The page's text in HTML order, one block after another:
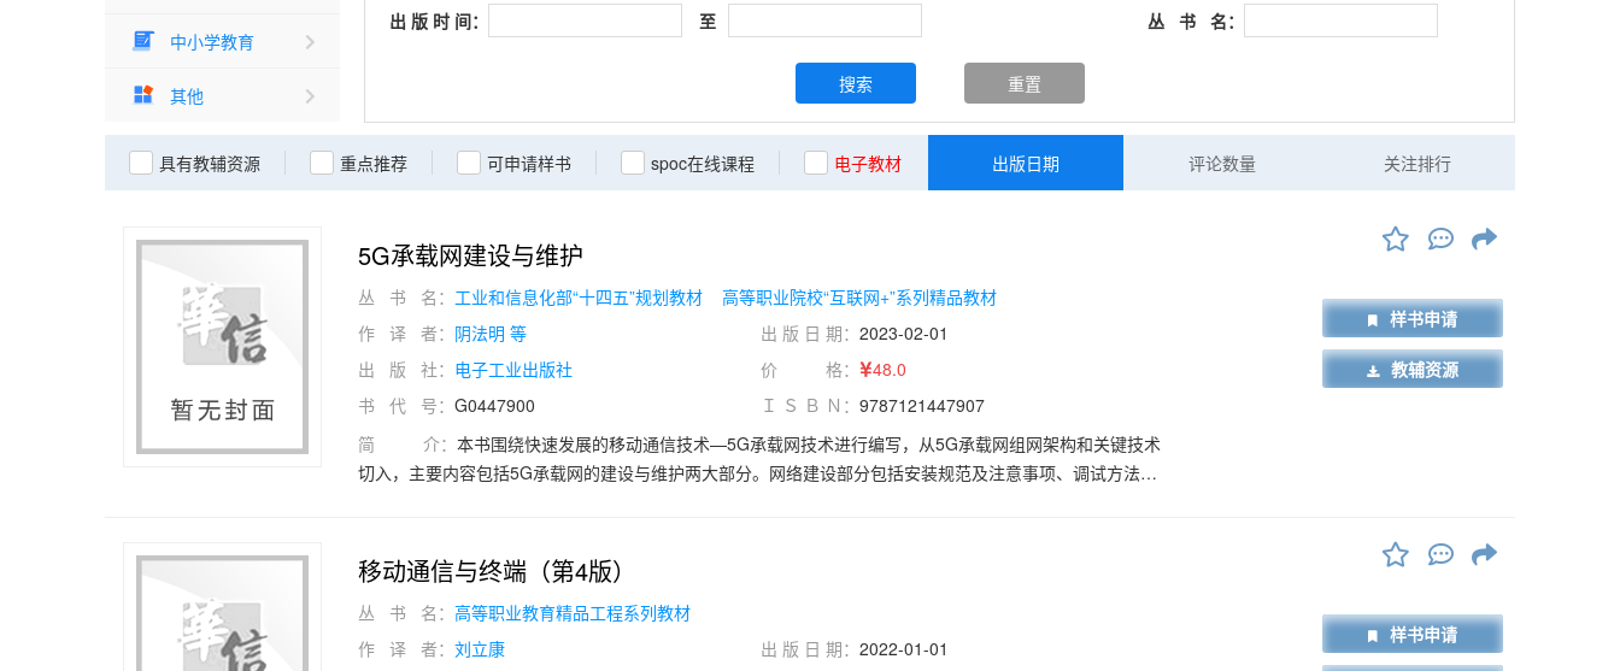
中小学教育
其他
出 版 时 间： 至 丛 书 名：
搜索 重置
具有教辅资源 重点推荐 可申请样书 spoc在线课程 电子教材 关注排行
评论数量
出版日期
5G承载网建设与维护
丛 书 名： 工业和信息化部“十四五”规划教材
高等职业院校“互联网+”系列精品教材
作 译 者： 阴法明 等 出 版 日 期： 2023-02-01
出 版 社： 电子工业出版社 价 格：
48.0
书 代 号： G0447900 Ｉ Ｓ Ｂ Ｎ： 9787121447907
简 介： 本书围绕快速发展的移动通信技术—5G承载网技术进行编写，从5G承载网组网架构和关键技术
切入，主要内容包括5G承载网的建设与维护两大部分。网络建设部分包括安装规范及注意事项、调试方法和
设和运行维护等工作也具有较高的实用价值。 本书为高等职业院校5G承载网建设与维护课程的教材，也可作
为开放大学、成人教育、自学考试、中职学校、培训班的教材，以及5G网络运维工程技术人员的参考用书。
本书配有免费的电子教学课件、微课视频等，详见前言。
样书申请
教辅资源
移动通信与终端（第4版）
丛 书 名： 高等职业教育精品工程系列教材
作 译 者： 刘立康 出 版 日 期： 2022-01-01
样书申请